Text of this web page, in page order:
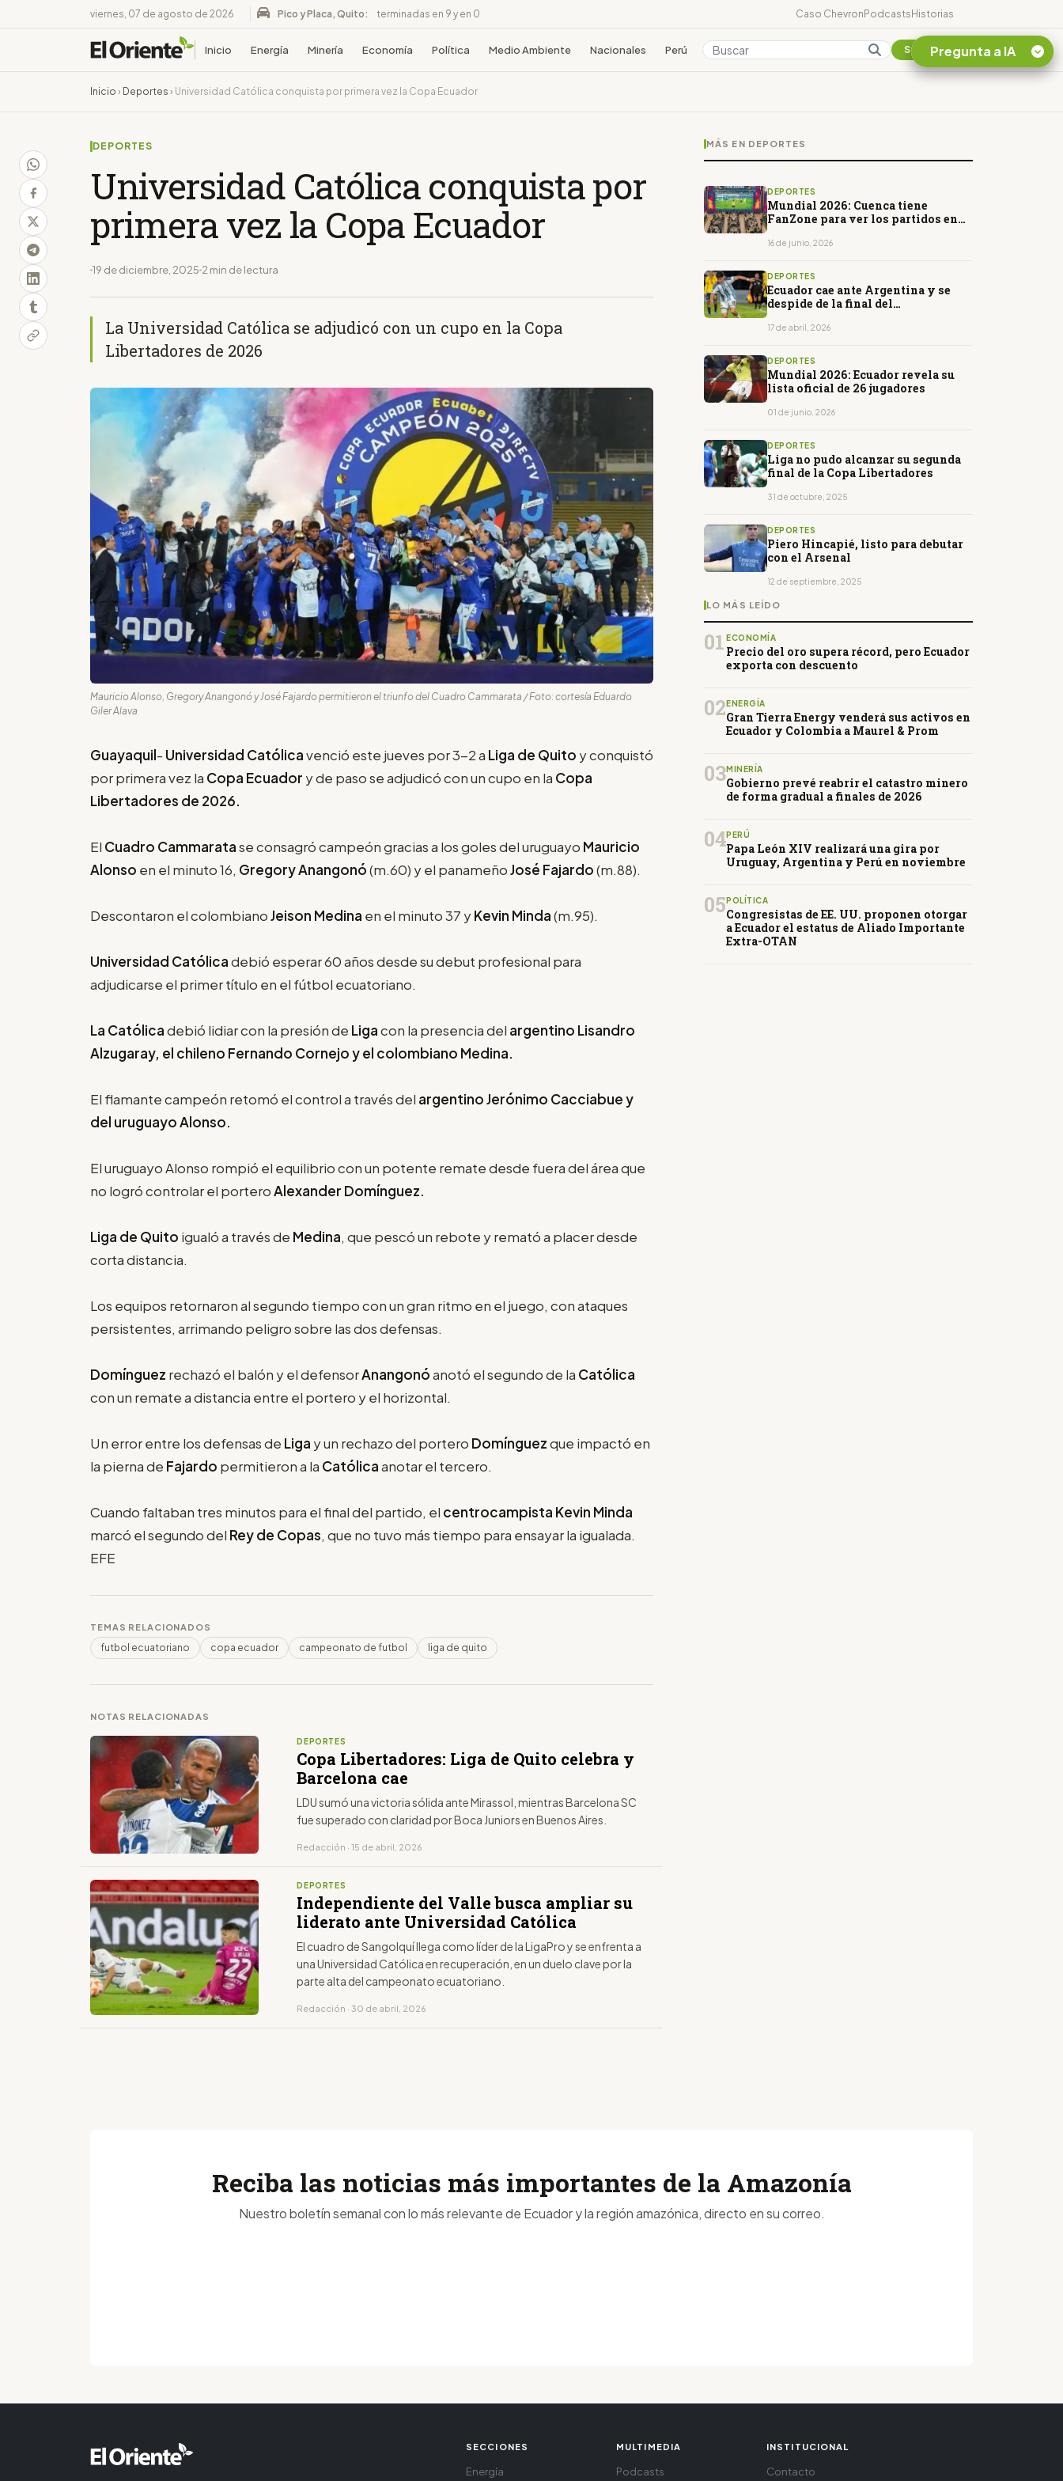
viernes, 07 de agosto de 2026 Pico y Placa, Quito: terminadas en 9 y en 0 Caso ChevronPodcastsHistorias
Inicio Energía Minería Economía Política Medio Ambiente Nacionales Perú Colombia Suscribirse
Inicio › Deportes › Universidad Católica conquista por primera vez la Copa Ecuador
DEPORTES
Universidad Católica conquista por
primera vez la Copa Ecuador
19 de diciembre, 2025 2 min de lectura
La Universidad Católica se adjudicó con un cupo en la Copa
Libertadores de 2026
Mauricio Alonso, Gregory Anangonó y José Fajardo permitieron el triunfo del Cuadro Cammarata / Foto: cortesía Eduardo
Giler Alava
Guayaquil- Universidad Católicavenció este jueves por 3-2 a Liga de Quito y conquistó
por primera vez la Copa Ecuador y de paso se adjudicó con un cupo en la Copa
Libertadores de 2026.
El Cuadro Cammaratase consagró campeón gracias a los goles del uruguayo Mauricio
Alonso en el minuto 16, Gregory Anangonó(m.60) y el panameñoJosé Fajardo(m.88).
Descontaron el colombianoJeison Medina en el minuto 37 yKevin Minda(m.95).
Universidad Católicadebió esperar 60 años desde su debut profesional para
adjudicarse el primer título en el fútbol ecuatoriano.
La Católicadebió lidiar con la presión de Ligacon la presencia del argentino Lisandro
Alzugaray, el chileno Fernando Cornejo y el colombiano Medina.
El flamante campeón retomó el control a través del argentino Jerónimo Cacciabue y
del uruguayo Alonso.
El uruguayo Alonso rompió el equilibrio con un potente remate desde fuera del área que
no logró controlar el porteroAlexander Domínguez.
Liga de Quito igualó a través de Medina, que pescó un rebote y remató a placer desde
corta distancia.
Los equipos retornaron al segundo tiempo con un gran ritmo en el juego, con ataques
persistentes, arrimando peligro sobre las dos defensas.
Domínguez rechazó el balón y el defensorAnangonóanotó el segundo de la Católica
con un remate a distancia entre el portero y el horizontal.
Un error entre los defensas de Liga y un rechazo del portero Domínguezque impactó en
la pierna de Fajardo permitieron a la Católicaanotar el tercero.
Cuando faltaban tres minutos para el final del partido, el centrocampista Kevin Minda
marcó el segundo del Rey de Copas, que no tuvo más tiempo para ensayar la igualada.
EFE
TEMAS RELACIONADOS
futbol ecuatoriano copa ecuador campeonato de futbol liga de quito
NOTAS RELACIONADAS
DEPORTES
Copa Libertadores: Liga de Quito celebra y
Barcelona cae
LDU sumó una victoria sólida ante Mirassol, mientras Barcelona SC
fue superado con claridad por Boca Juniors en Buenos Aires.
Redacción · 15 de abril, 2026
DEPORTES
Independiente del Valle busca ampliar su
liderato ante Universidad Católica
El cuadro de Sangolquí llega como líder de la LigaPro y se enfrenta a
una Universidad Católica en recuperación, en un duelo clave por la
parte alta del campeonato ecuatoriano.
Redacción · 30 de abril, 2026
MÁS EN DEPORTES
DEPORTES
Mundial 2026: Cuenca tiene
FanZone para ver los partidos en
16 de junio, 2026
DEPORTES
Ecuador cae ante Argentina y se
despide de la final del
17 de abril, 2026
DEPORTES
Mundial 2026: Ecuador revela su
lista oficial de 26 jugadores
01 de junio, 2026
DEPORTES
Liga no pudo alcanzar su segunda
final de la Copa Libertadores
31 de octubre, 2025
DEPORTES
Piero Hincapié, listo para debutar
con el Arsenal
12 de septiembre, 2025
LO MÁS LEÍDO
01 ECONOMÍA
Precio del oro supera récord, pero Ecuador
exporta con descuento
02 ENERGÍA
Gran Tierra Energy venderá sus activos en
Ecuador y Colombia a Maurel & Prom
03MINERÍA
Gobierno prevé reabrir el catastro minero
de forma gradual a finales de 2026
04PERÚ
Papa León XIV realizará una gira por
Uruguay, Argentina y Perú en noviembre
05 POLÍTICA
Congresistas de EE. UU. proponen otorgar
a Ecuador el estatus de Aliado Importante
Extra-OTAN
Pregunta a IA
¿En que consiste la
Reciba las noticias más importantes de la Amazonía
Nuestro boletín semanal con lo más relevante de Ecuador y la región amazónica, directo en su correo.
SECCIONES
Energía
MULTIMEDIA
Podcasts
INSTITUCIONAL
Contacto